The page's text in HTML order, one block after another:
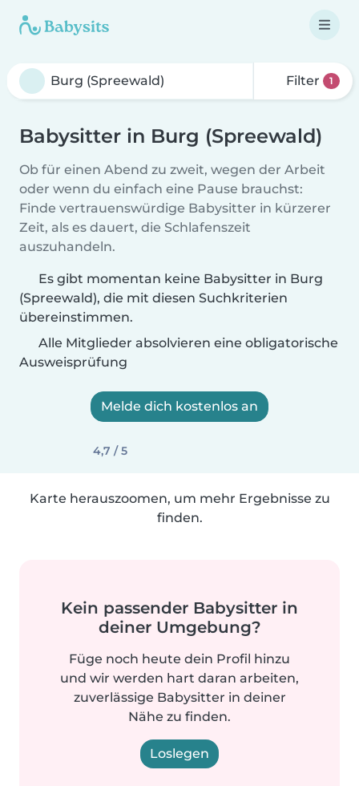
Filter 1
Babysitter in Burg (Spreewald)
Ob für einen Abend zu zweit, wegen der Arbeit
oder wenn du einfach eine Pause brauchst:
Finde vertrauenswürdige Babysitter in kürzerer
Zeit, als es dauert, die Schlafenszeit
auszuhandeln.
Es gibt momentan keine Babysitter in Burg
(Spreewald), die mit diesen Suchkriterien
übereinstimmen.
Alle Mitglieder absolvieren eine obligatorische
Ausweisprüfung
Melde dich kostenlos an
4,7 / 5
Karte herauszoomen, um mehr Ergebnisse zu
finden.
Kein passender Babysitter in
deiner Umgebung?
Füge noch heute dein Profil hinzu
und wir werden hart daran arbeiten,
zuverlässige Babysitter in deiner
Nähe zu finden.
Loslegen